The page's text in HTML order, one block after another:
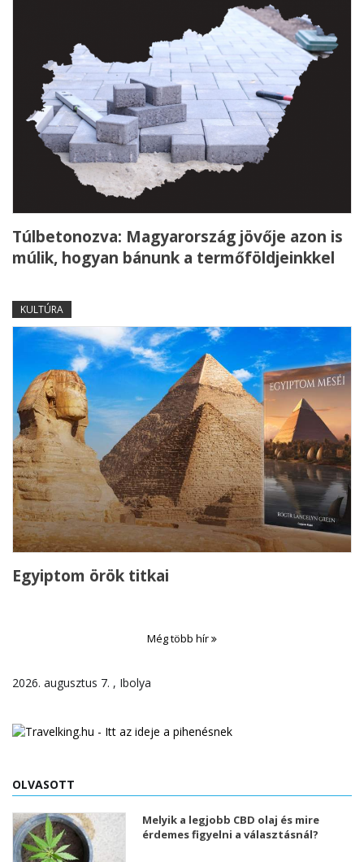
Túlbetonozva: Magyarország jövője azon is
múlik, hogyan bánunk a termőföldjeinkkel
KULTÚRA
Egyiptom örök titkai
Még több hír
2026. augusztus 7. , Ibolya
OLVASOTT
Melyik a legjobb CBD olaj és mire
érdemes figyelni a választásnál?